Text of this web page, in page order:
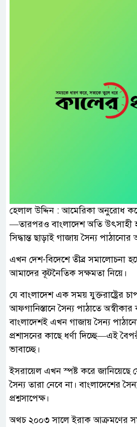
হেলাল উদ্দিন : আমেরিকা অনুরোধ
—তারপরও বাংলাদেশ অতি উৎসাহী
সিদ্ধান্ত ছাড়াই গাজায় সৈন্য পাঠানোর
এখন দেশ-বিদেশে তীব্র সমালোচনা
আমাদের কূটনৈতিক সক্ষমতা নিয়ে।
যে বাংলাদেশ এক সময় যুক্তরাষ্ট্রের
আফগানিস্তানে সৈন্য পাঠাতে
বাংলাদেশই এখন গাজায় সৈন্য
প্রশাসনের কাছে ধর্ণা দিচ্ছে—এই
ভাবাচ্ছে।
ইসরায়েল এখন স্পষ্ট করে জানিয়েছে
সৈন্য তারা নেবে না। বাংলাদেশের
প্রশ্নসাপেক্ষ।
অথচ ২০০৩ সালে ইরাক আক্রমণের